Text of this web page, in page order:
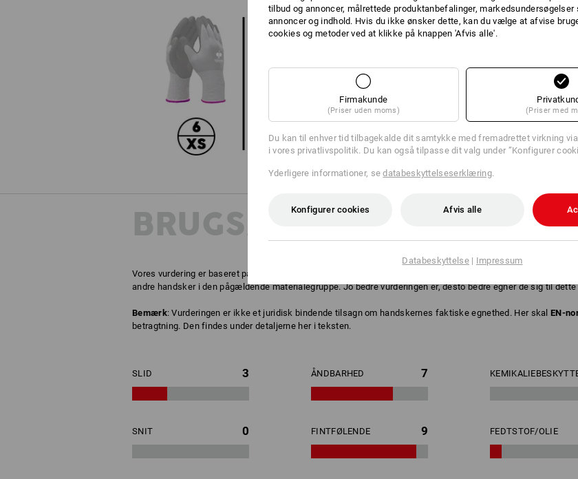
BRUGSANBEFALING
Vores vurdering er baseret på praktisk erfaring. Der er ikke taget højde for EN-normer. De enkelte handskers
andre handsker i den pågældende materialegruppe. Jo bedre vurderingen er, desto bedre egner de sig til dette
Bemærk: Vurderingen er ikke et juridisk bindende tilsagn om handskernes faktiske egnethed. Her skalEN-
betragtning. Den findes under detaljerne her i teksten.
SLID 3 ÅNDBARHED 7
SNIT 0 FINTFØLENDE 9 FEDTSTOF/OLIE
tilbud og annoncer, målrettede produktanbefalinger,
annoncer og indhold. Hvis du ikke ønsker dette, kan du vælge at afvise
cookies og metoder ved at klikke på knappen 'Afvis alle'.
Firmakunde
(Priser uden moms) (Priser med
Du kan til enhver tid tilbagekalde dit samtykke med fremadrettet virkning
i vores privatlivspolitik. Du kan også tilpasse dit valg under ”Konfigurer
Yderligere informationer, sedatabeskyttelseserklæring.
Konfigurer cookies Afvis alle
Databeskyttelse| Impressum